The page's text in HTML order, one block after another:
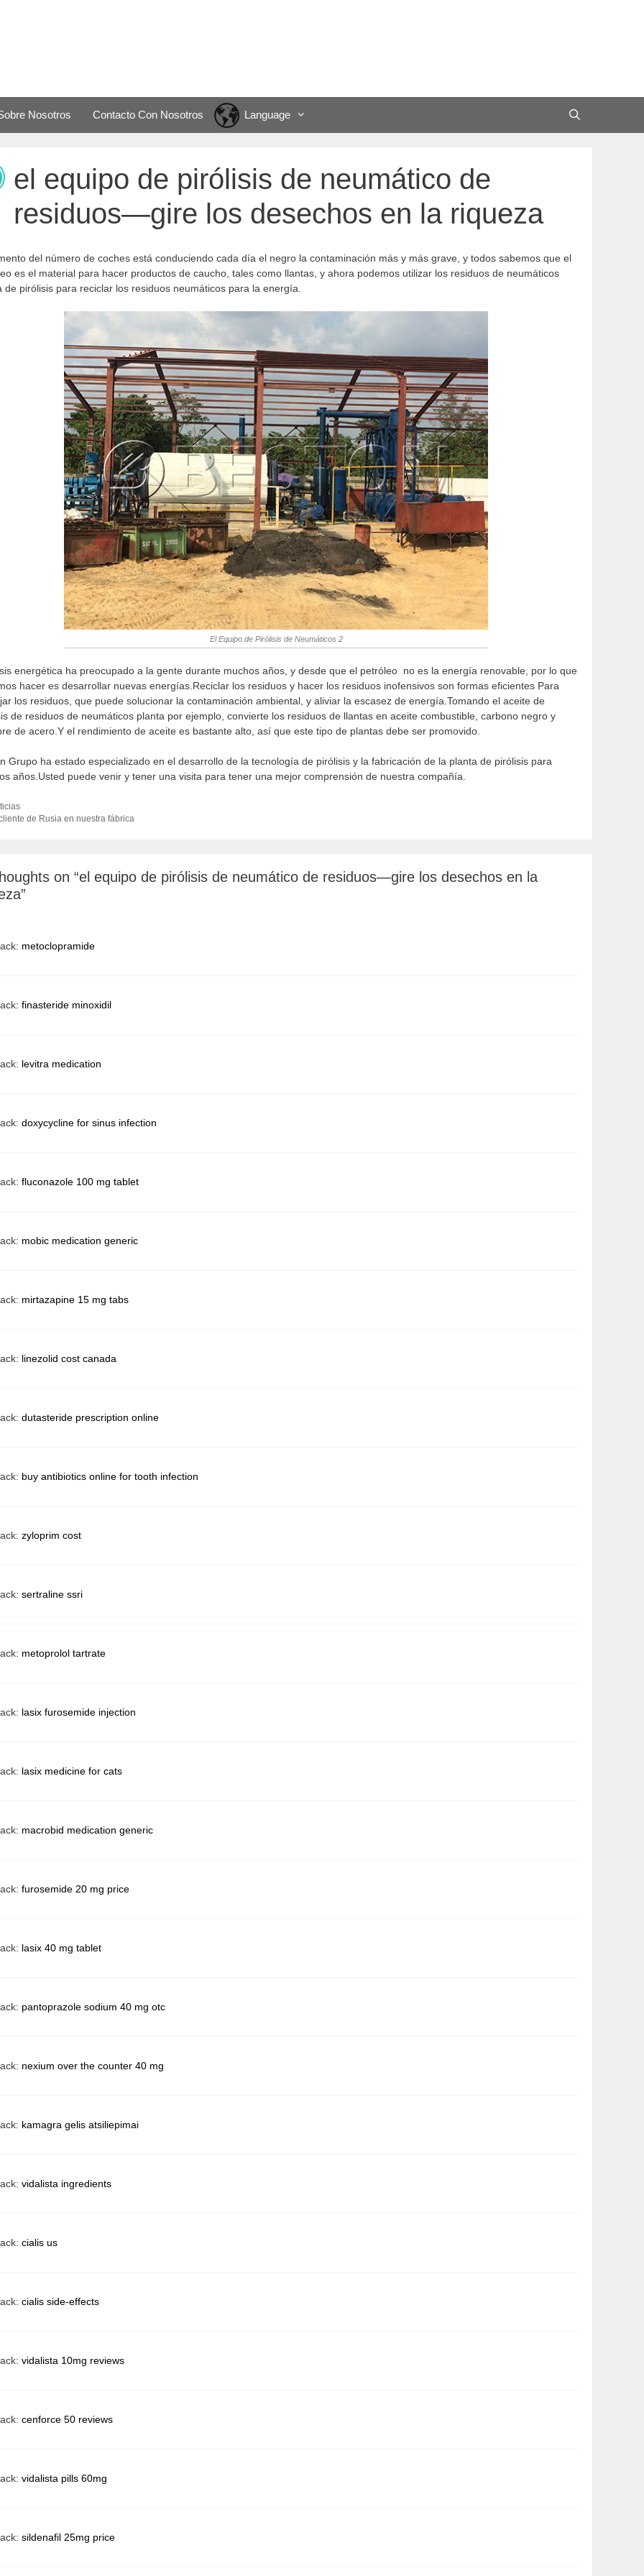
Nosotros Contacto Con Nosotros Language
el equipo de pirólisis de neumático de
residuos—gire los desechos en la riqueza
del número de coches está conduciendo cada día el negro la contaminación más y más grave, y todos sabemos que el
es el material para hacer productos de caucho, tales como llantas, y ahora podemos utilizar los residuos de neumáticos
de pirólisis para reciclar los residuos neumáticos para la energía.
El Equipo de Pirólisis de Neumáticos 2
energética ha preocupado a la gente durante muchos años, y desde que el petróleo no es la energía renovable, por lo que
hacer es desarrollar nuevas energías.Reciclar los residuos y hacer los residuos inofensivos son formas eficientes Para
los residuos, que puede solucionar la contaminación ambiental, y aliviar la escasez de energía.Tomando el aceite de
de residuos de neumáticos planta por ejemplo, convierte los residuos de llantas en aceite combustible, carbono negro y
de acero.Y el rendimiento de aceite es bastante alto, así que este tipo de plantas debe ser promovido.
Grupo ha estado especializado en el desarrollo de la tecnología de pirólisis y la fabricación de la planta de pirólisis para
años.Usted puede venir y tener una visita para tener una mejor comprensión de nuestra compañía.
de Rusia en nuestra fábrica
on “el equipo de pirólisis de neumático de residuos—gire los desechos en la
metoclopramide
finasteride minoxidil
levitra medication
doxycycline for sinus infection
fluconazole 100 mg tablet
mobic medication generic
mirtazapine 15 mg tabs
linezolid cost canada
dutasteride prescription online
buy antibiotics online for tooth infection
zyloprim cost
sertraline ssri
metoprolol tartrate
lasix furosemide injection
lasix medicine for cats
macrobid medication generic
furosemide 20 mg price
lasix 40 mg tablet
pantoprazole sodium 40 mg otc
nexium over the counter 40 mg
kamagra gelis atsiliepimai
vidalista ingredients
cialis us
cialis side-effects
vidalista 10mg reviews
cenforce 50 reviews
vidalista pills 60mg
sildenafil 25mg price